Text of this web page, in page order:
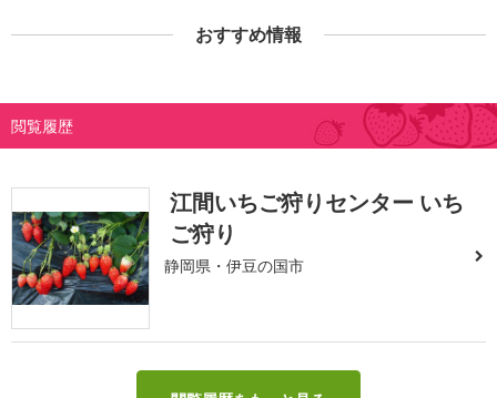
おすすめ情報
閲覧履歴
江間いちご狩りセンター いち
ご狩り
静岡県・伊豆の国市